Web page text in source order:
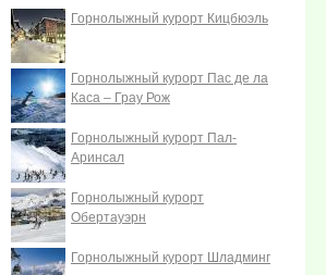
Горнолыжный курорт Кицбюэль
Горнолыжный курорт Пас де ла
Каса – Грау Рож
Горнолыжный курорт Пал-
Аринсал
Горнолыжный курорт
Обертауэрн
Горнолыжный курорт Шладминг